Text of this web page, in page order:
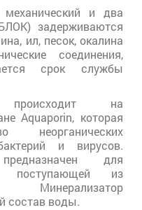
и два
задерживаются
ил, песок, окалина
соединения,
срок службы
на
Aquaporin, которая
неорганических
и вирусов.
для
поступающей из
Минерализатор
состав воды.